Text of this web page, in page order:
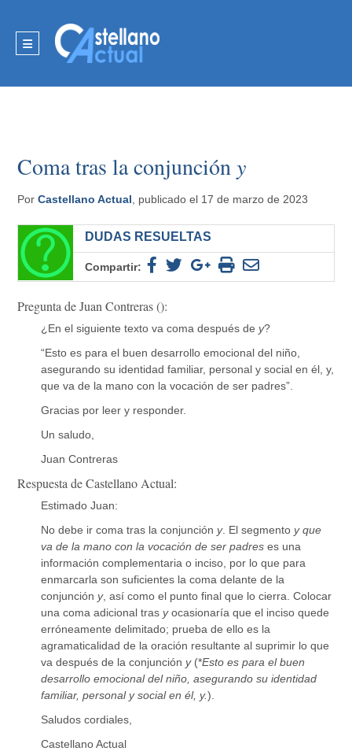
Coma tras la conjuncióny
PorCastellano Actual , publicado el 17 de marzo de 2023
DUDAS RESUELTAS
Compartir:
Pregunta de Juan Contreras ():
¿En el siguiente texto va coma después de y?
“Esto es para el buen desarrollo emocional del niño,
asegurando su identidad familiar, personal y social en él, y,
que va de la mano con la vocación de ser padres”.
Gracias por leer y responder.
Un saludo,
Juan Contreras
Respuesta de Castellano Actual:
Estimado Juan:
No debe ir coma tras la conjunción y. El segmento y que
va de la mano con la vocación de ser padreses una
información complementaria o inciso, por lo que para
enmarcarlasonsuficientes la coma delante de la
conjunción y, así como el punto final que lo cierra. Colocar
una coma adicional tras yocasionaría que el inciso quede
erróneamente delimitado; prueba de ello es la
agramaticalidad de la oración resultante al suprimir lo que
va después de la conjunción y(*Esto es para el buen
desarrollo emocional del niño, asegurando su identidad
familiar, personal y social en él, y.).
Saludos cordiales,
Castellano Actual